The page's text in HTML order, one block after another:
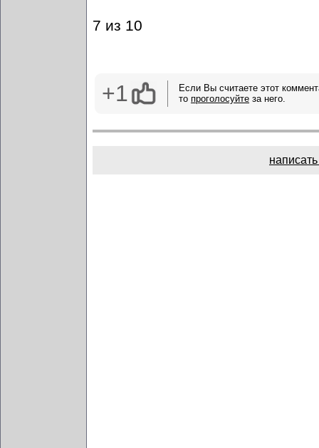
7 из 10
+1
Если Вы считаете этот
то проголосуйте за него.